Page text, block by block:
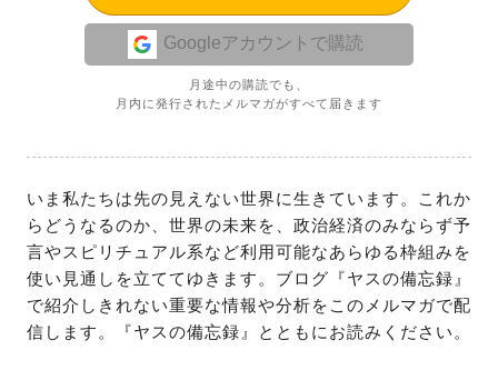
Googleアカウントで購読
月途中の購読でも、
月内に発行されたメルマガがすべて届きます
いま私たちは先の見えない世界に生きています。これか
らどうなるのか、世界の未来を、政治経済のみならず予
言やスピリチュアル系など利用可能なあらゆる枠組みを
使い見通しを立ててゆきます。ブログ『ヤスの備忘録』
で紹介しきれない重要な情報や分析をこのメルマガで配
信します。『ヤスの備忘録』とともにお読みください。